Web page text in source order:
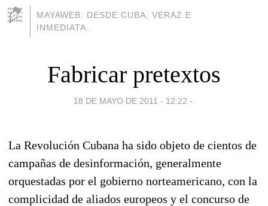
MAYAWEB: DESDE CUBA, VERAZ E
INMEDIATA.
Fabricar pretextos
18 DE MAYO DE 2011 - 12:22 -
La Revolución Cubana ha sido objeto de cientos de
campañas de desinformación, generalmente
orquestadas por el gobierno norteamericano, con la
complicidad de aliados europeos y el concurso de